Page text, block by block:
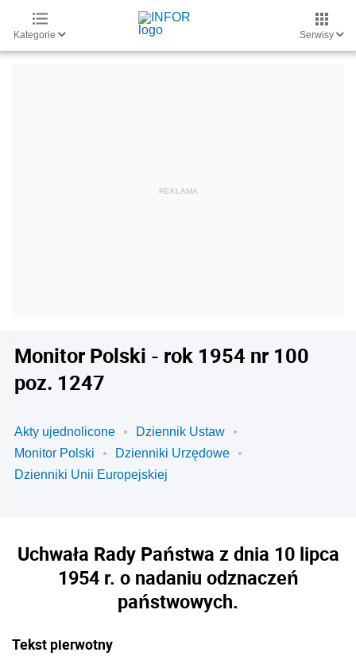
Kategorie Serwisy
Monitor Polski - rok 1954 nr 100
poz. 1247
Akty ujednolicone
Dziennik Ustaw
Monitor Polski
Dzienniki Urzędowe
Dzienniki Unii Europejskiej
Uchwała Rady Państwa z dnia 10 lipca
1954 r. o nadaniu odznaczeń
państwowych.
Tekst pierwotny